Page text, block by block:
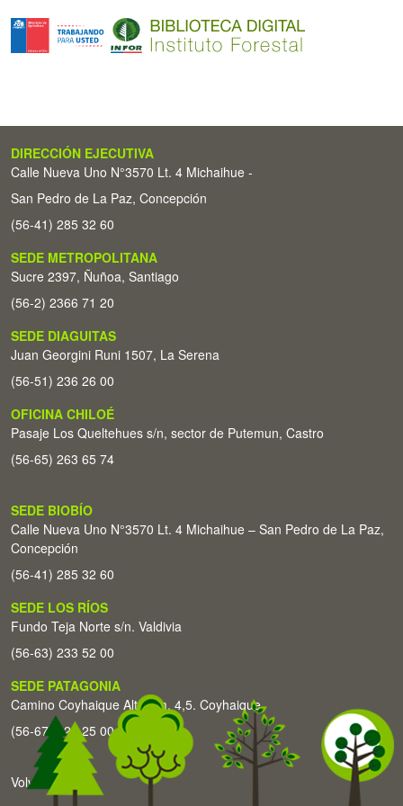
DIRECCIÓN EJECUTIVA
Calle Nueva Uno N°3570 Lt. 4 Michaihue -
San Pedro de La Paz, Concepción
(56-41) 285 32 60
SEDE METROPOLITANA
Sucre 2397, Ñuñoa, Santiago
(56-2) 2366 71 20
SEDE DIAGUITAS
Juan Georgini Runi 1507, La Serena
(56-51) 236 26 00
OFICINA CHILOÉ
Pasaje Los Queltehues s/n, sector de Putemun, Castro
(56-65) 263 65 74
SEDE BIOBÍO
Calle Nueva Uno N°3570 Lt. 4 Michaihue – San Pedro de La Paz,
Concepción
(56-41) 285 32 60
SEDE LOS RÍOS
Fundo Teja Norte s/n. Valdivia
(56-63) 233 52 00
SEDE PATAGONIA
Camino Coyhaique Alto Km. 4,5. Coyhaique
(56-67) 226 25 00
Volver arriba